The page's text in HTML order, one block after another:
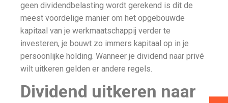
geen dividendbelasting wordt gerekend is dit de
meest voordelige manier om het opgebouwde
kapitaal van je werkmaatschappij verder te
investeren, je bouwt zo immers kapitaal op in je
persoonlijke holding. Wanneer je dividend naar privé
wilt uitkeren gelden er andere regels.
Dividend uitkeren naar